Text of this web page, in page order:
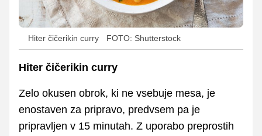
Hiter čičerikin curry FOTO: Shutterstock
Hiter čičerikin curry
Zelo okusen obrok, ki ne vsebuje mesa, je
enostaven za pripravo, predvsem pa je
pripravljen v 15 minutah. Z uporabo preprostih